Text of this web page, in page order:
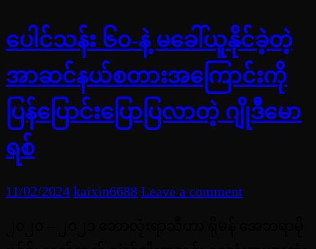
ပေါင်သန်း ၆၀-နဲ့ မခေါ်ယူနိုင်ခဲ့တဲ့
အာဆင်နယ်စတားအကြောင်းကို
ပြန်ပြောင်းပြောပြလာတဲ့ ဂျိုဒီမော
ရစ်
11/02/2024 kaixin6688 Leave a comment